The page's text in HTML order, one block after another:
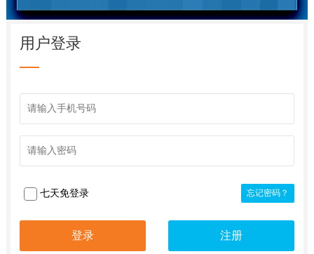
用户登录
七天免登录 忘记密码？